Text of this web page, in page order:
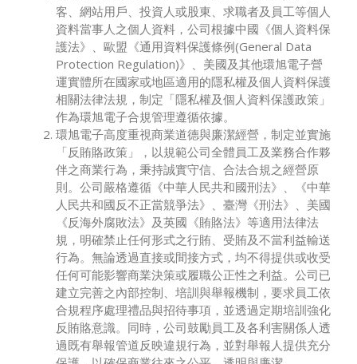
客、網站用戶、投資人或股東、求職者及員工等個人
資料當事人之個人資料，公司根據中國《個人資料保
護法》、歐盟《通用資料保護條例(General Data
Protection Regulation)》、美國及其他環旭電子營
運實體所在國家或地區適用的隱私權及個人資料保護
相關法律法規，制定「隱私權及個人資料保護政策」
作為環旭電子合規管理遵循依據。
環旭電子高度重視商業道德與廉潔經營，制定並實施
「反賄賂政策」，以規範公司全體員工及業務合作夥
伴之商業行為，秉持誠實守信、合法合規之經營原
則。公司嚴格遵循《中華人民共和國刑法》、《中華
人民共和國反不正當競爭法》、臺灣《刑法》、美國
《反海外腐敗法》及英國《賄賂法》等適用法律法
規，明確禁止任何形式之行賄、受賄及不當利益輸送
行為。無論透過直接或間接方式，均不得提供或收受
任何可能影響商業決策或履職公正性之利益。公司已
建立完善之內部控制、培訓與舉報機制，要求員工依
合規程序處理禮品與招待事項，並透過定期培訓強化
反賄賂意識。同時，公司鼓勵員工及各利害關係人透
過既有舉報管道反映違規行為，並對舉報人提供充分